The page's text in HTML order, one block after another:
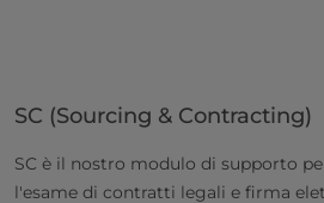
SC (Sourcing & Contracting)
SC è il nostro modulo di supporto
l'esame di contratti legali e firma